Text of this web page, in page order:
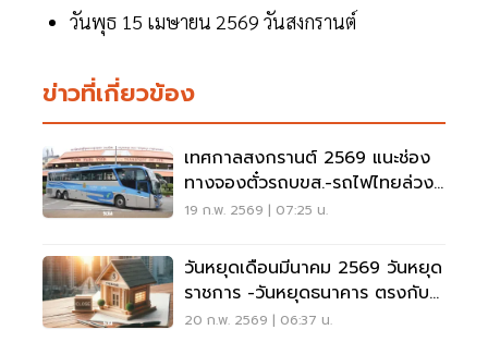
วันพุธ 15 เมษายน 2569 วันสงกรานต์
ข่าวที่เกี่ยวข้อง
เทศกาลสงกรานต์ 2569 แนะช่อง
ทางจองตั๋วรถบขส.-รถไฟไทยล่วง
หน้า
19 ก.พ. 2569 | 07:25 น.
วันหยุดเดือนมีนาคม 2569 วันหยุด
ราชการ -วันหยุดธนาคาร ตรงกับ
วันใด
20 ก.พ. 2569 | 06:37 น.